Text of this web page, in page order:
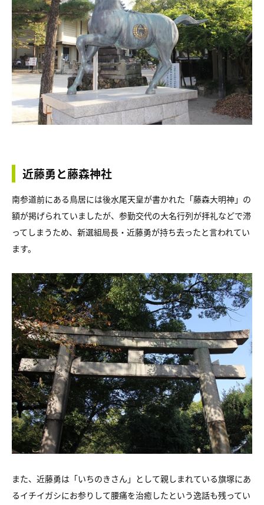
近藤勇と藤森神社
南参道前にある鳥居には後水尾天皇が書かれた「藤森大明神」の
額が掲げられていましたが、参勤交代の大名行列が拝礼などで滞
ってしまうため、新選組局長・近藤勇が持ち去ったと言われてい
ます。
また、近藤勇は「いちのきさん」として親しまれている旗塚にあ
るイチイガシにお参りして腰痛を治癒したという逸話も残ってい